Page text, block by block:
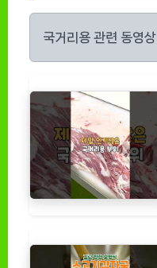
국거리용 관련 동영상